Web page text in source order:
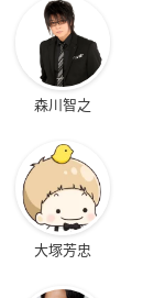
森川智之
大塚芳忠